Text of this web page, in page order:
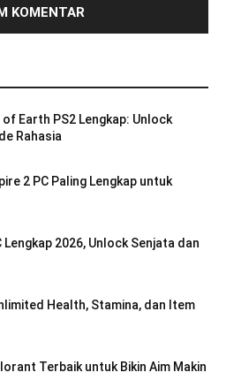
Earth PS2 Lengkap: Unlock
Rahasia
2 PC Paling Lengkap untuk
Lengkap 2026, Unlock Senjata dan
Health, Stamina, dan Item
Terbaik untuk Bikin Aim Makin